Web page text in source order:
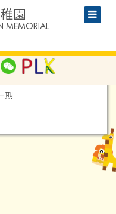
園
MEMORIAL
期